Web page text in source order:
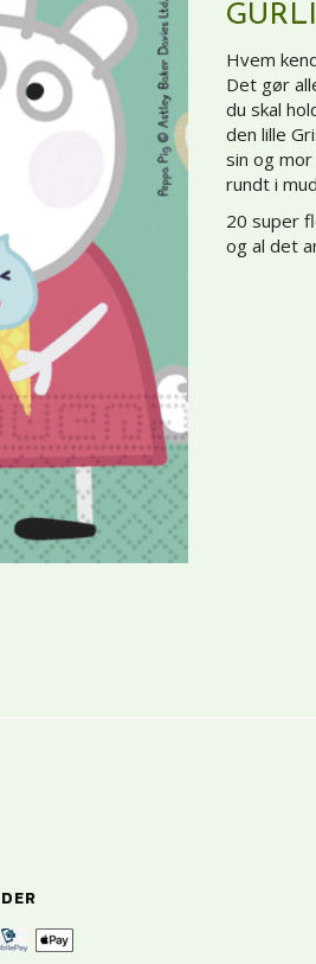
Hvem
Det gør
du skal
den lille
sin og
rundt i
20 super
og al det